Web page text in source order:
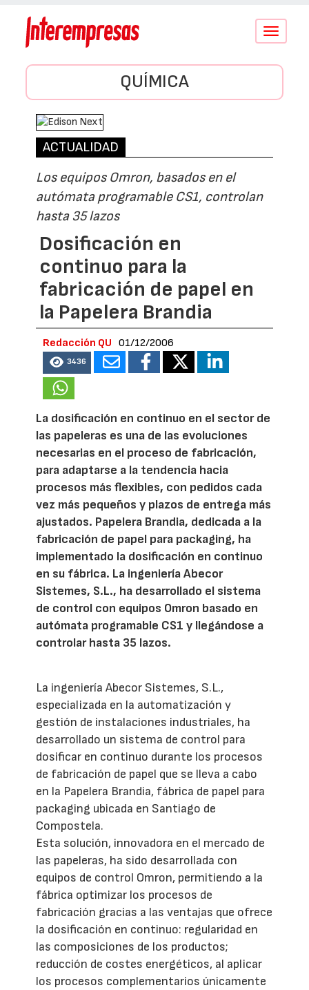
Conmutar
QUÍMICA
ACTUALIDAD
Los equipos Omron, basados en el
autómata programable CS1, controlan
hasta 35 lazos
Dosificación en
continuo para la
fabricación de papel en
la Papelera Brandia
Redacción QU 01/12/2006
3436
La dosificación en continuo en el sector de
las papeleras es una de las evoluciones
necesarias en el proceso de fabricación,
para adaptarse a la tendencia hacia
procesos más flexibles, con pedidos cada
vez más pequeños y plazos de entrega más
ajustados. Papelera Brandia, dedicada a la
fabricación de papel para packaging, ha
implementado la dosificación en continuo
en su fábrica. La ingeniería Abecor
Sistemes, S.L., ha desarrollado el sistema
de control con equipos Omron basado en
autómata programable CS1 y llegándose a
controlar hasta 35 lazos.
La ingeniería Abecor Sistemes, S.L.,
especializada en la automatización y
gestión de instalaciones industriales, ha
desarrollado un sistema de control para
dosificar en continuo durante los procesos
de fabricación de papel que se lleva a cabo
en la Papelera Brandia, fábrica de papel para
packaging ubicada en Santiago de
Compostela.
Esta solución, innovadora en el mercado de
las papeleras, ha sido desarrollada con
equipos de control Omron, permitiendo a la
fábrica optimizar los procesos de
fabricación gracias a las ventajas que ofrece
la dosificación en continuo: regularidad en
las composiciones de los productos;
reducción de costes energéticos, al aplicar
los procesos complementarios únicamente